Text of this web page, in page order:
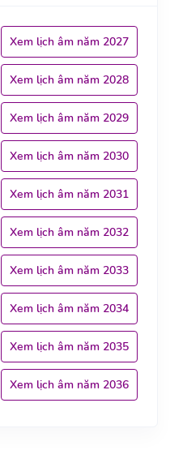
Xem lịch âm năm 2027
Xem lịch âm năm 2028
Xem lịch âm năm 2029
Xem lịch âm năm 2030
Xem lịch âm năm 2031
Xem lịch âm năm 2032
Xem lịch âm năm 2033
Xem lịch âm năm 2034
Xem lịch âm năm 2035
Xem lịch âm năm 2036